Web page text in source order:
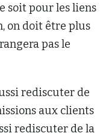
soit pour les liens
on doit être plus
pas le
rediscuter de
aux clients
rediscuter de la